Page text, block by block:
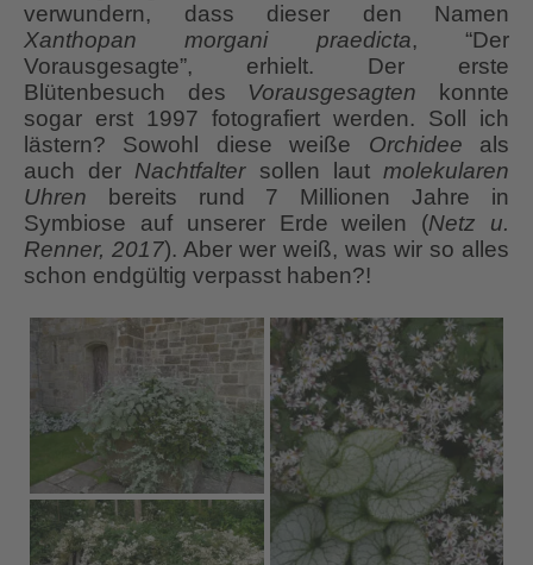
verwundern, dass dieser den Namen
Xanthopan morgani praedicta, “Der
Vorausgesagte”, erhielt. Der erste
Blütenbesuch des Vorausgesagten konnte
sogar erst 1997 fotografiert werden. Soll ich
lästern? Sowohl diese weiße Orchidee als
auch der Nachtfaltersollen lautmolekularen
Uhren bereits rund 7 Millionen Jahre in
Symbiose auf unserer Erde weilen (Netz u.
Renner, 2017). Aber wer weiß, was wir so alles
schon endgültig verpasst haben?!